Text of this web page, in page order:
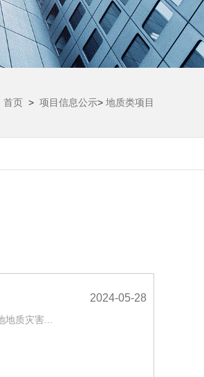
首页 > 项目信息公示> 地质类项目
2024-05-28
质灾害...